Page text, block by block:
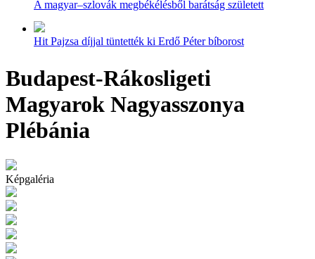
A magyar–szlovák megbékélésből barátság született
Hit Pajzsa díjjal tüntették ki Erdő Péter bíborost
Budapest-Rákosligeti
Magyarok Nagyasszonya
Plébánia
Képgaléria